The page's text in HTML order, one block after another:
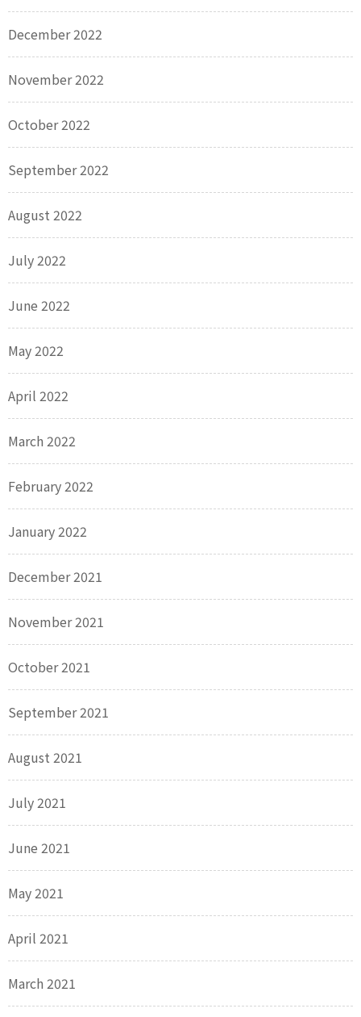
December 2022
November 2022
October 2022
September 2022
August 2022
July 2022
June 2022
May 2022
April 2022
March 2022
February 2022
January 2022
December 2021
November 2021
October 2021
September 2021
August 2021
July 2021
June 2021
May 2021
April 2021
March 2021